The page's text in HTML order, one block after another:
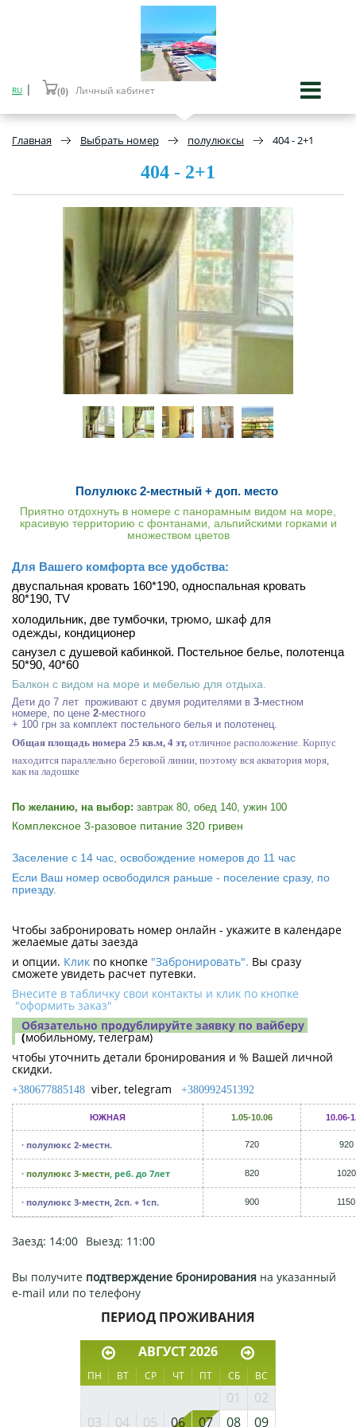
RU | (0) Личный кабинет
Главная Выбрать номер полулюксы 404 - 2+1
404 - 2+1
Полулюкс 2-местный + доп. место
Приятно отдохнуть в номере с панорамным видом на море,
красивую территорию с фонтанами, альпийскими горками и
множеством цветов
Для Вашего комфорта все удобства:
двуспальная кровать 160*190, односпальная кровать
80*190, ТV
холодильник, две тумбочки, трюмо, шкаф для
одежды, кондиционер
санузел с душевой кабинкой. Постельное белье, полотенца
50*90, 40*60
Балкон с видом на море и мебелью для отдыха.
Дети до 7 лет проживают с двумя родителями в 3-местном
номере, по цене 2-местного
+ 100 грн за комплект постельного белья и полотенец.
Общая площадь номера 25 кв.м, 4 эт, отличное расположение. Корпус
находится параллельно береговой линии, поэтому вся акватория моря,
как на ладошке
По желанию, на выбор: завтрак 80, обед 140, ужин 100
Комплексное 3-разовое питание 320 гривен
Заселение с 14 час, освобождение номеров до 11 час
Если Ваш номер освободился раньше - поселение сразу, по
приезду.
Чтобы забронировать номер онлайн - укажите в календаре
желаемые даты заезда
и опции. Клик по кнопке "Забронировать". Вы сразу
сможете увидеть расчет путевки.
Внесите в табличку свои контакты и клик по кнопке
"оформить заказ"
Обязательно продублируйте заявку по вайберу
(мобильному, телеграм)
чтобы уточнить детали бронирования и % Вашей личной
скидки.
+380677885148 viber, telegram +380992451392
ЮЖНАЯ 1.05-10.06 10.06-
· полулюкс 2-местн. 720 920
· полулюкс 3-местн, реб. до 7лет 820 1020
· полулюкс 3-местн, 2сп. + 1сп. 900 1150
Заезд: 14:00 Выезд: 11:00
Вы получите подтверждение бронирования на указанный
е-mail или по телефону
ПЕРИОД ПРОЖИВАНИЯ
АВГУСТ 2026
ПН ВТ СР ЧТ ПТ СБ ВС
01
02
03
04 05 06 07 08 09